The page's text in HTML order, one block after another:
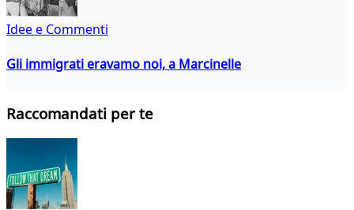
Idee e Commenti
Gli immigrati eravamo noi, a Marcinelle
Raccomandati per te